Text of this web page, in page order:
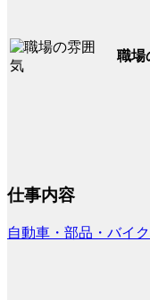
職場
仕事内容
自動車・部品・バイク